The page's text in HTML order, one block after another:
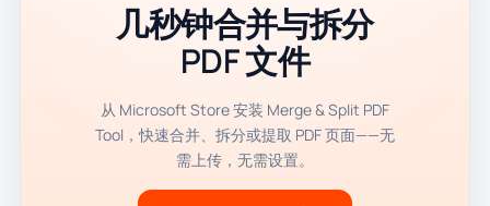
几秒钟合并与拆分
PDF 文件
从 Microsoft Store 安装 Merge & Split PDF
Tool，快速合并、拆分或提取 PDF 页面——无
需上传，无需设置。